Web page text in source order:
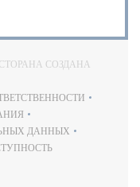
СОЗДАНА
В НОВОМ ОКНЕ))
В НОВОМ ОКНЕ))
В НОВОМ ОКНЕ))
ДАННЫХ
В НОВОМ ОКНЕ))
В НОВОМ ОКНЕ))
((ОТКРЫВАЕТСЯ В НОВОМ